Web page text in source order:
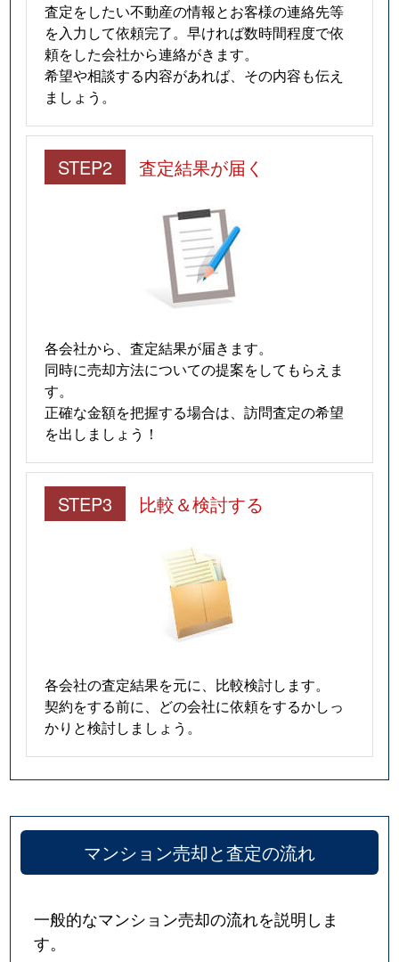
査定をしたい不動産の情報とお客様の連絡先等
を入力して依頼完了。早ければ数時間程度で依
頼をした会社から連絡がきます。
希望や相談する内容があれば、その内容も伝え
ましょう。
STEP2 査定結果が届く
各会社から、査定結果が届きます。
同時に売却方法についての提案をしてもらえま
す。
正確な金額を把握する場合は、訪問査定の希望
を出しましょう！
STEP3 比較＆検討する
各会社の査定結果を元に、比較検討します。
契約をする前に、どの会社に依頼をするかしっ
かりと検討しましょう。
マンション売却と査定の流れ
一般的なマンション売却の流れを説明しま
す。